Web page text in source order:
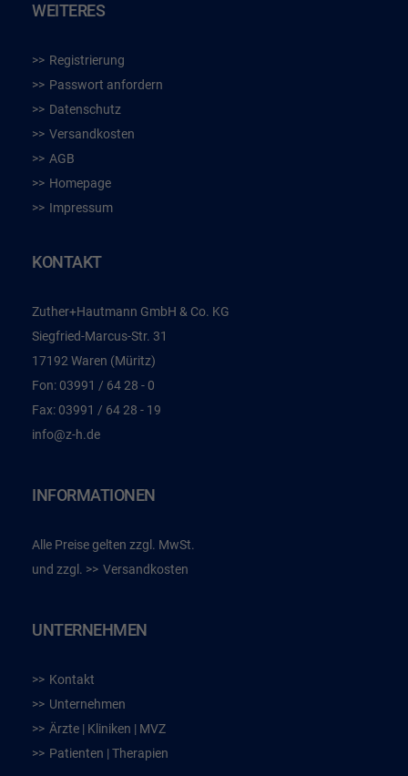
WEITERES
Registrierung
Passwort anfordern
Datenschutz
Versandkosten
AGB
Homepage
Impressum
KONTAKT
Zuther+Hautmann GmbH & Co. KG
Siegfried-Marcus-Str. 31
17192 Waren (Müritz)
Fon: 03991 / 64 28 - 0
Fax: 03991 / 64 28 - 19
info@z-h.de
INFORMATIONEN
Alle Preise gelten zzgl. MwSt.
und zzgl.
Versandkosten
UNTERNEHMEN
Kontakt
Unternehmen
Ärzte | Kliniken | MVZ
Patienten | Therapien